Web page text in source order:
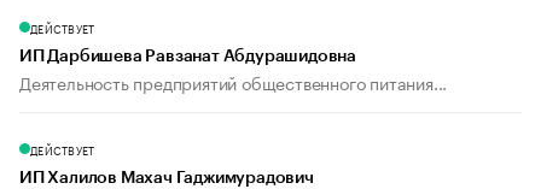
ДЕЙСТВУЕТ
ИП Дарбишева Равзанат Абдурашидовна
Деятельность предприятий общественного питания...
ДЕЙСТВУЕТ
ИП Халилов Махач Гаджимурадович